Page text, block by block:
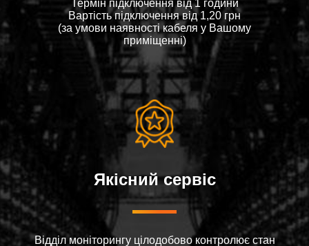
Термін підключення від 1 години
Вартiсть пiдключення вiд 1,20 грн
(за умови наявностi кабеля у Вашому
примiщеннi)
Якісний сервіс
Відділ моніторингу цілодобово контролює стан